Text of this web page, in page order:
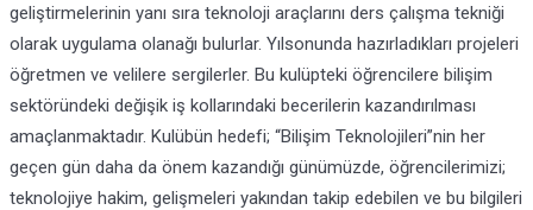
geliştirmelerinin yanı sıra teknoloji araçlarını ders çalışma tekniği
olarak uygulama olanağı bulurlar. Yılsonunda hazırladıkları projeleri
öğretmen ve velilere sergilerler. Bu kulüpteki öğrencilere bilişim
sektöründeki değişik iş kollarındaki becerilerin kazandırılması
amaçlanmaktadır. Kulübün hedefi; “Bilişim Teknolojileri”nin her
geçen gün daha da önem kazandığı günümüzde, öğrencilerimizi;
teknolojiye hakim, gelişmeleri yakından takip edebilen ve bu bilgileri